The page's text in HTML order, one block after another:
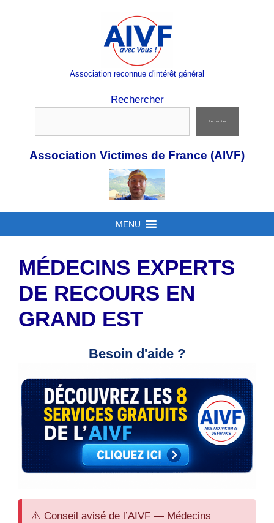
Association reconnue d'intérêt général
Rechercher
Rechercher
Association Victimes de France (AIVF)
MENU
MÉDECINS EXPERTS
DE RECOURS EN
GRAND EST
Besoin d'aide ?
⚠️ Conseil avisé de l’AIVF — Médecins